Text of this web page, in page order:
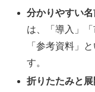
分かりやすい
は、「導入」
「参考資料」
す。
折りたたみと展